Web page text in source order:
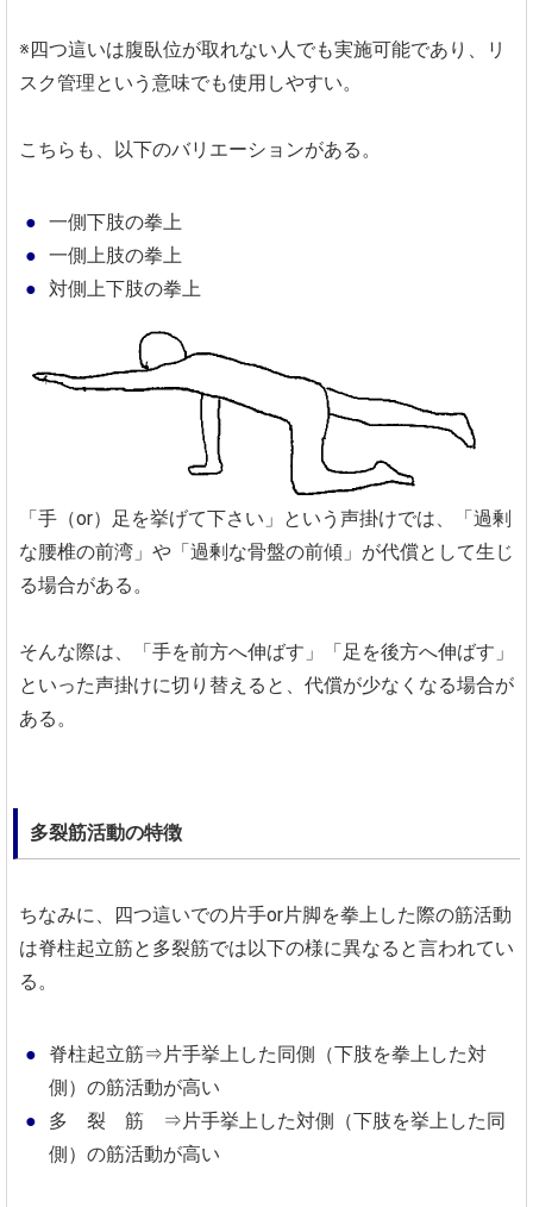
※四つ這いは腹臥位が取れない人でも実施可能であり、リ
スク管理という意味でも使用しやすい。
こちらも、以下のバリエーションがある。
一側下肢の拳上
一側上肢の拳上
対側上下肢の拳上
「手（or）足を挙げて下さい」という声掛けでは、「過剰
な腰椎の前湾」や「過剰な骨盤の前傾」が代償として生じ
る場合がある。
そんな際は、「手を前方へ伸ばす」「足を後方へ伸ばす」
といった声掛けに切り替えると、代償が少なくなる場合が
ある。
多裂筋活動の特徴
ちなみに、四つ這いでの片手or片脚を拳上した際の筋活動
は脊柱起立筋と多裂筋では以下の様に異なると言われてい
る。
脊柱起立筋⇒片手挙上した同側（下肢を拳上した対
側）の筋活動が高い
多 裂 筋 ⇒片手挙上した対側（下肢を挙上した同
側）の筋活動が高い